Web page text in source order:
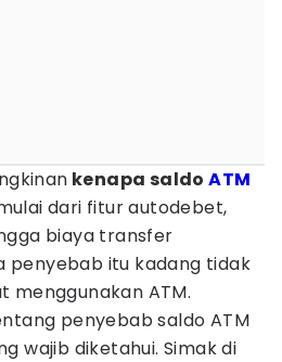
kenapa saldoATM
dari fitur autodebet,
biaya transfer
penyebab itu kadang tidak
menggunakan ATM.
penyebab saldo ATM
wajib diketahui. Simak di